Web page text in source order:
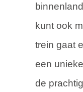
kunt ook
trein gaat
een
de